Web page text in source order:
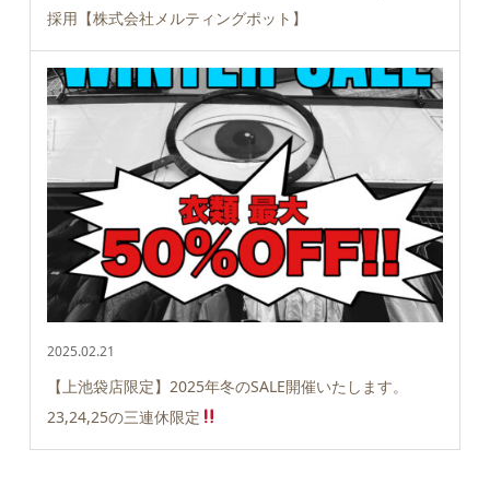
採用【株式会社メルティングポット】
2025.02.21
【上池袋店限定】2025年冬のSALE開催いたします。
23,24,25の三連休限定